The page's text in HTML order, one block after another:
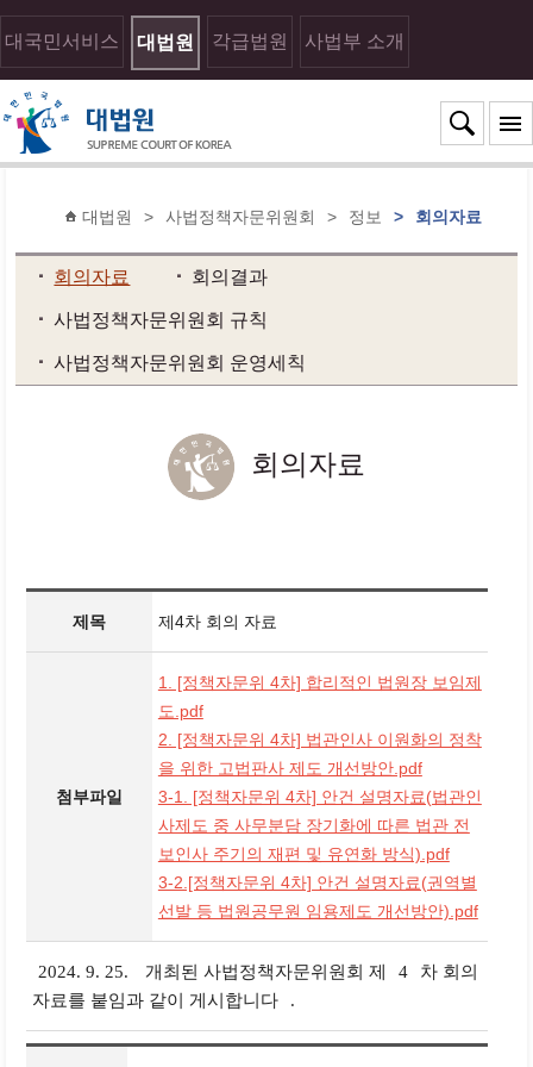
대국민서비스 대법원 각급법원 사법부 소개
대법원 > 사법정책자문위원회 > 정보 > 회의자료
회의자료 회의결과
사법정책자문위원회 규칙
사법정책자문위원회 운영세칙
회의자료
제목 제4차 회의 자료
첨부파일
1. [정책자문위 4차] 합리적인 법원장 보임제
도.pdf
2. [정책자문위 4차] 법관인사 이원화의 정착
을 위한 고법판사 제도 개선방안.pdf
3-1. [정책자문위 4차] 안건 설명자료(법관인
사제도 중 사무분담 장기화에 따른 법관 전
보인사 주기의 재편 및 유연화 방식).pdf
3-2.[정책자문위 4차] 안건 설명자료(권역별
선발 등 법원공무원 임용제도 개선방안).pdf
2024. 9. 25. 개최된 사법정책자문위원회 제 4
차 회의
자료를 붙임과 같이 게시합니다
.